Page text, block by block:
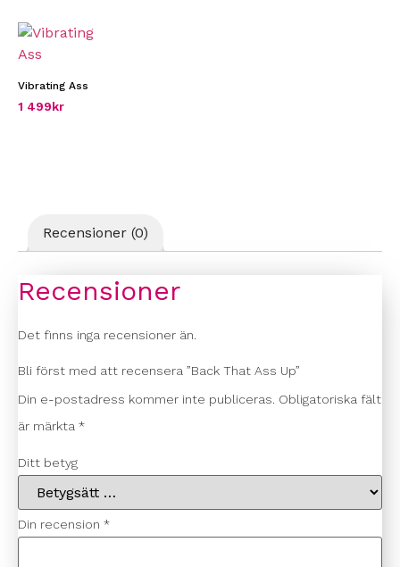
Recensioner (0)
Recensioner
Det finns inga recensioner än.
Bli först med att recensera ”Back That Ass Up”
Din e-postadress kommer inte publiceras. Obligatoriska fält
är märkta *
Ditt betyg
Din recension *
Vibrating Ass
1 499kr